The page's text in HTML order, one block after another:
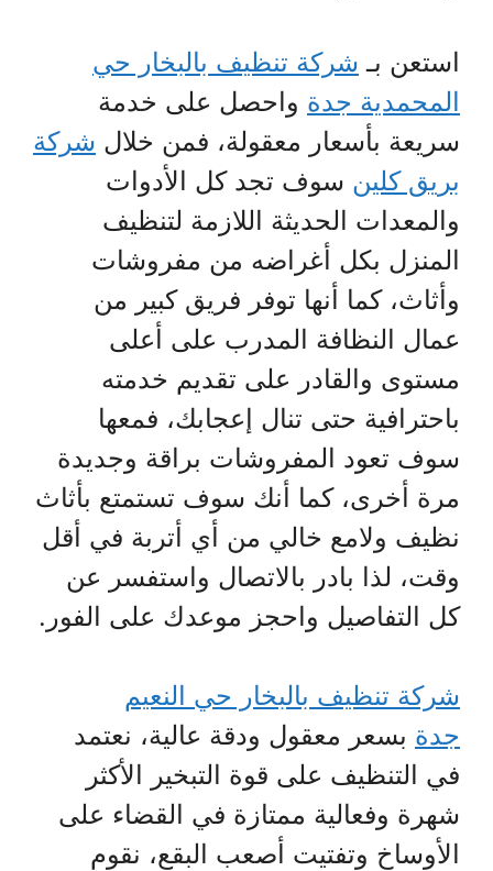
استعن بـ شركة تنظيف بالبخار حي
المحمدية جدة واحصل على خدمة
سريعة بأسعار معقولة، فمن خلال شركة
بريق كلين سوف تجد كل الأدوات
والمعدات الحديثة اللازمة لتنظيف
المنزل بكل أغراضه من مفروشات
وأثاث، كما أنها توفر فريق كبير من
عمال النظافة المدرب على أعلى
مستوى والقادر على تقديم خدمته
باحترافية حتى تنال إعجابك، فمعها
سوف تعود المفروشات براقة وجديدة
مرة أخرى، كما أنك سوف تستمتع بأثاث
نظيف ولامع خالي من أي أتربة في أقل
وقت، لذا بادر بالاتصال واستفسر عن
كل التفاصيل واحجز موعدك على الفور.
شركة تنظيف بالبخار حي النعيم
جدة بسعر معقول ودقة عالية، نعتمد
في التنظيف على قوة التبخير الأكثر
شهرة وفعالية ممتازة في القضاء على
الأوساخ وتفتيت أصعب البقع، نقوم